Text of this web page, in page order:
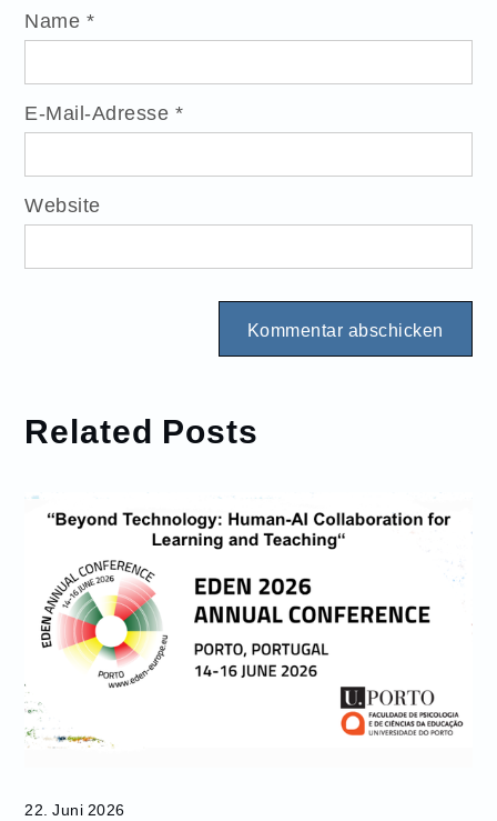
Name *
E-Mail-Adresse *
Website
Related Posts
22. Juni 2026